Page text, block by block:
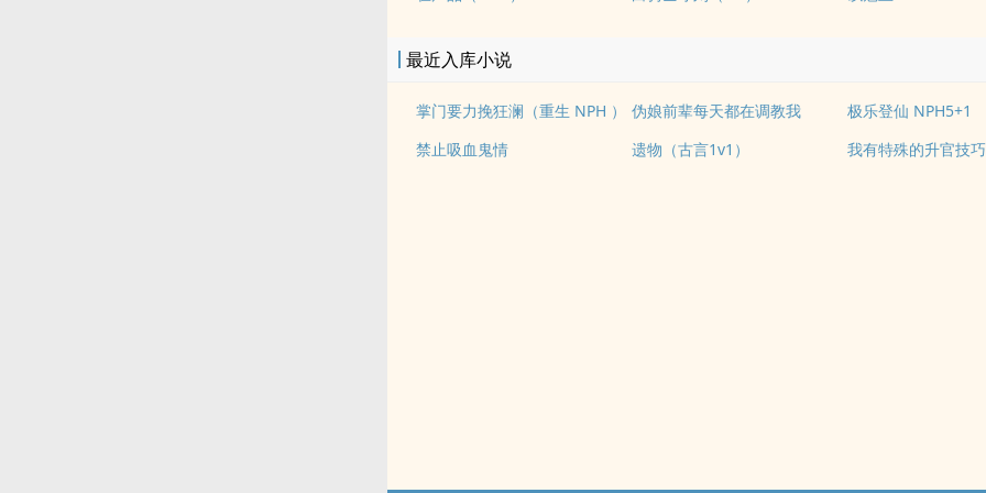
最近入库小说
掌门要力挽狂澜（重生 NPH ） 伪娘前辈每天都在调教我
极乐登仙 NPH5+1
禁止吸血鬼情
遗物（古言1v1） 我有特殊的升官技巧